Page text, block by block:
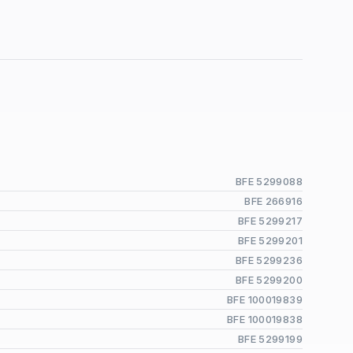
BFE 5299088
BFE 266916
BFE 5299217
BFE 5299201
BFE 5299236
BFE 5299200
BFE 100019839
BFE 100019838
BFE 5299199